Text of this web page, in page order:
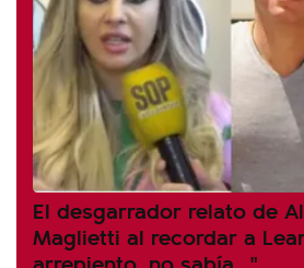
El desgarrador relato de
Maglietti al recordar a